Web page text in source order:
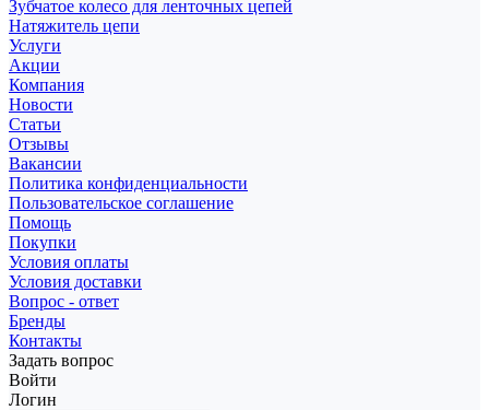
Зубчатое колесо для ленточных цепей
Натяжитель цепи
Услуги
Акции
Компания
Новости
Статьи
Отзывы
Вакансии
Политика конфиденциальности
Пользовательское соглашение
Помощь
Покупки
Условия оплаты
Условия доставки
Вопрос - ответ
Бренды
Контакты
Задать вопрос
Войти
Логин